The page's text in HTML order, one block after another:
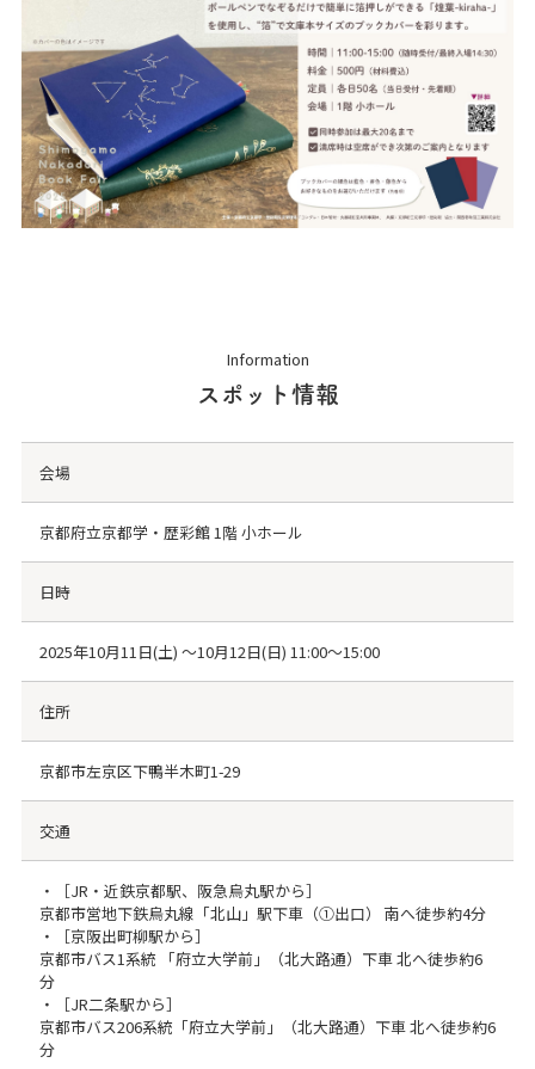
Information
スポット情報
会場
京都府立京都学・歴彩館 1階 小ホール
日時
2025年10月11日(土) ～10月12日(日) 11:00～15:00
住所
京都市左京区下鴨半木町1-29
交通
・［JR・近鉄京都駅、阪急烏丸駅から］
京都市営地下鉄烏丸線「北山」駅下車（①出口） 南へ徒歩約4分
・［京阪出町柳駅から］
京都市バス1系統 「府立大学前」（北大路通）下車 北へ徒歩約6
分
・［JR二条駅から］
京都市バス206系統「府立大学前」（北大路通）下車 北へ徒歩約6
分